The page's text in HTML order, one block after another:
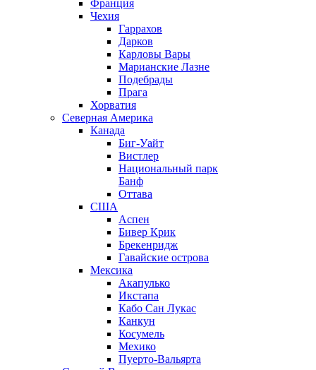
Франция
Чехия
Гаррахов
Дарков
Карловы Вары
Марианские Лазне
Подебрады
Прага
Хорватия
Северная Америка
Канада
Биг-Уайт
Вистлер
Национальный парк
Банф
Оттава
США
Аспен
Бивер Крик
Брекенридж
Гавайские острова
Мексика
Акапулько
Икстапа
Кабо Сан Лукас
Канкун
Косумель
Мехико
Пуерто-Вальярта